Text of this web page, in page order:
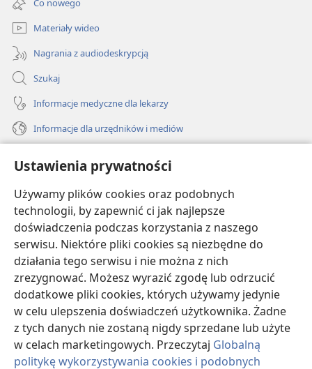
Ustawienia prywatności
Używamy plików cookies oraz podobnych
technologii, by zapewnić ci jak najlepsze
doświadczenia podczas korzystania z naszego
serwisu. Niektóre pliki cookies są niezbędne do
działania tego serwisu i nie można z nich
zrezygnować. Możesz wyrazić zgodę lub odrzucić
dodatkowe pliki cookies, których używamy jedynie
w celu ulepszenia doświadczeń użytkownika. Żadne
z tych danych nie zostaną nigdy sprzedane lub użyte
w celach marketingowych. Przeczytaj Globalną
politykę wykorzystywania cookies i podobnych
window)
Co nowego
Materiały wideo
Nagrania z audiodeskrypcją
Szukaj
Informacje medyczne dla lekarzy
Informacje dla urzędników i mediów
Darowizny
(opens
new
window)BIBLIOTEKA INTERNETOWA Strażnicy
(opens
new
window)JW Hub
(opens
new
window)JW Library
Watchtower Library